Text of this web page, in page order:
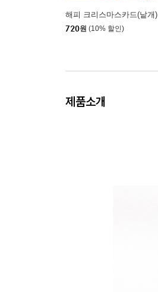
해피 크리스마스카드(낱개)
720원 (10% 할인)
제품소개